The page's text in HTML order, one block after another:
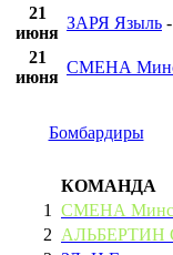
21
июня
ЗАРЯ Языль -
21
июня
СМЕНА
Бомбардиры
КОМАНДА
1
СМЕНА
2 АЛЬБЕРТИН